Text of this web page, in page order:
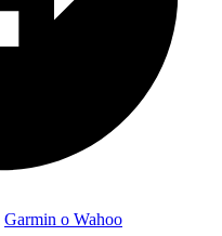
Garmin o Wahoo